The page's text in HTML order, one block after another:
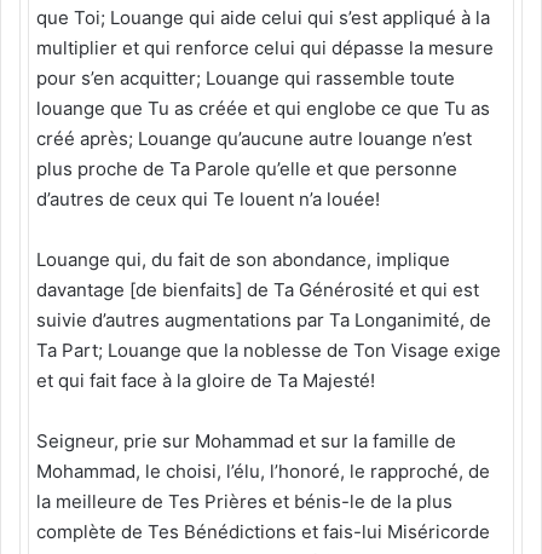
que Toi; Louange qui aide celui qui s’est appliqué à la
multiplier et qui renforce celui qui dépasse la mesure
pour s’en acquitter; Louange qui rassemble toute
louange que Tu as créée et qui englobe ce que Tu as
créé après; Louange qu’aucune autre louange n’est
plus proche de Ta Parole qu’elle et que personne
d’autres de ceux qui Te louent n’a louée!
Louange qui, du fait de son abondance, implique
davantage [de bienfaits] de Ta Générosité et qui est
suivie d’autres augmentations par Ta Longanimité, de
Ta Part; Louange que la noblesse de Ton Visage exige
et qui fait face à la gloire de Ta Majesté!
Seigneur, prie sur Mohammad et sur la famille de
Mohammad, le choisi, l’élu, l’honoré, le rapproché, de
la meilleure de Tes Prières et bénis-le de la plus
complète de Tes Bénédictions et fais-lui Miséricorde